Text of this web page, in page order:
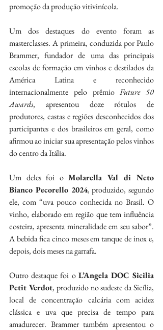
promoção da produção vitivinícola.
Um dos destaques do evento foram as
masterclasses. A primeira, conduzida por Paulo
Brammer, fundador de uma das principais
escolas de formação em vinhos e destilados da
América Latina e reconhecido
internacionalmente pelo prêmio Future 50
Awards, apresentou doze rótulos de
produtores, castas e regiões desconhecidos dos
participantes e dos brasileiros em geral, como
afirmou ao iniciar sua apresentação pelos vinhos
do centro da Itália.
Um deles foi o Molarella Val di Neto
Bianco Pecorello 2024, produzido, segundo
ele, com “uva pouco conhecida no Brasil. O
vinho, elaborado em região que tem influência
costeira, apresenta mineralidade em seu sabor”.
A bebida fica cinco meses em tanque de inox e,
depois, dois meses na garrafa.
Outro destaque foi o L’Angela DOC Sicilia
Petit Verdot, produzido no sudeste da Sicília,
local de concentração calcária com acidez
clássica e uva que precisa de tempo para